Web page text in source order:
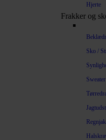
Hjerte
Frakker og
Sko /
Sweater